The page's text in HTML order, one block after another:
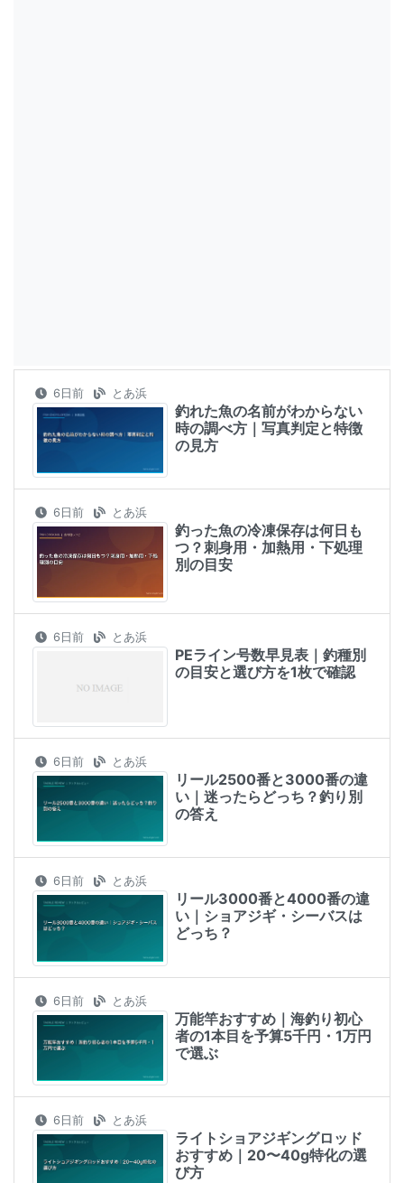
6日前 とあ浜
釣れた魚の名前がわからない
時の調べ方｜写真判定と特徴
の見方
6日前 とあ浜
釣った魚の冷凍保存は何日も
つ？刺身用・加熱用・下処理
別の目安
6日前 とあ浜
PEライン号数早見表｜釣種別
の目安と選び方を1枚で確認
6日前 とあ浜
リール2500番と3000番の違
い｜迷ったらどっち？釣り別
の答え
6日前 とあ浜
リール3000番と4000番の違
い｜ショアジギ・シーバスは
どっち？
6日前 とあ浜
万能竿おすすめ｜海釣り初心
者の1本目を予算5千円・1万円
で選ぶ
6日前 とあ浜
ライトショアジギングロッド
おすすめ｜20〜40g特化の選
び方